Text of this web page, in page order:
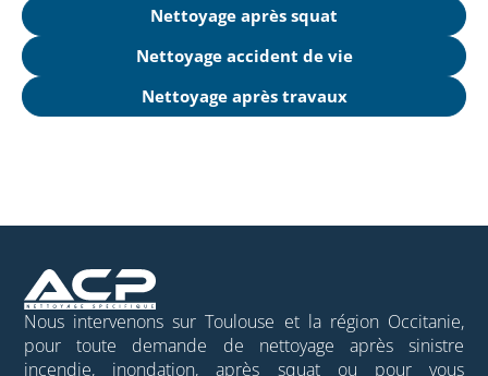
Nettoyage après squat
Nettoyage accident de vie
Nettoyage après travaux
Nous intervenons sur Toulouse et la région Occitanie,
pour toute demande de nettoyage après sinistre
incendie, inondation, après squat ou pour vous